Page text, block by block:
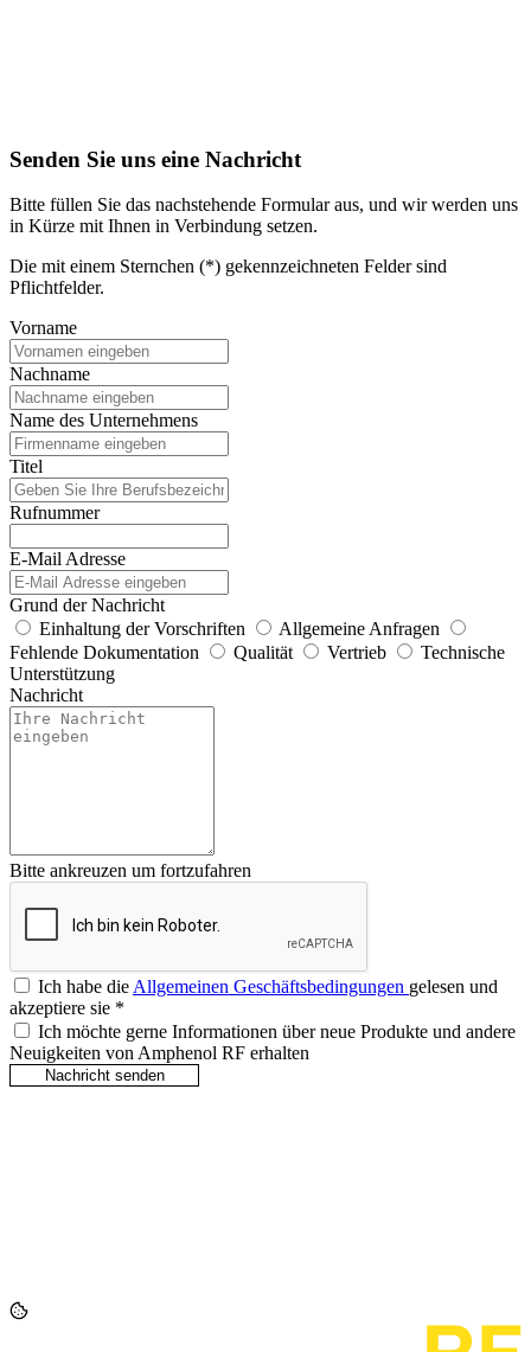
Senden Sie uns eine Nachricht
Bitte füllen Sie das nachstehende Formular aus, und wir werden uns
in Kürze mit Ihnen in Verbindung setzen.
Die mit einem Sternchen (*) gekennzeichneten Felder sind
Pflichtfelder.
Vorname
Nachname
Name des Unternehmens
Titel
Rufnummer
E-Mail Adresse
Grund der Nachricht
Einhaltung der Vorschriften
Allgemeine Anfragen
Fehlende Dokumentation
Qualität Vertrieb
Technische
Unterstützung
Nachricht
Bitte ankreuzen um fortzufahren
Ich habe dieAllgemeinen Geschäftsbedingungen gelesen und
akzeptiere sie *
Ich möchte gerne Informationen über neue Produkte und andere
Neuigkeiten von Amphenol RF erhalten